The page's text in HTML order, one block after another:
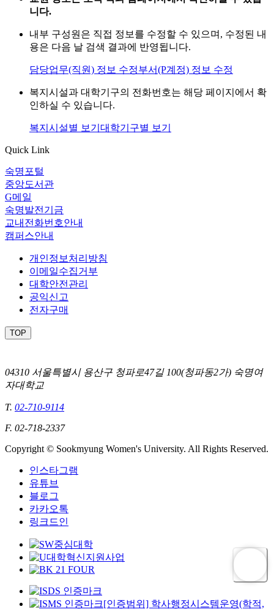
니다.
내부 구성원은 직접 정보를 수정할 수 있으며, 수정된 내
용은 다음 날 검색 결과에 반영됩니다.
담당업무(직원) 정보 수정부서(P계정) 정보 수정
복지시설과 대학기구의 전화번호는 해당 페이지에서 확
인하실 수 있습니다.
복지시설별 보기 대학기구별 보기
Quick Link
숙명포털
중앙도서관
G메일
숙명발전기금
교내전화번호안내
캠퍼스안내
개인정보처리방침
이메일수집거부
대학안전관리
공익신고
전자구매
TOP
04310 서울특별시 용산구 청파로47길 100(청파동2가) 숙명여
자대학교
T. 02-710-9114
F. 02-718-2337
Copyright © Sookmyung Women's University. All Rights Reserved.
인스타그램
유튜브
블로그
카카오톡
링크드인
[인증범위] 학사행정시스템운영(학적,